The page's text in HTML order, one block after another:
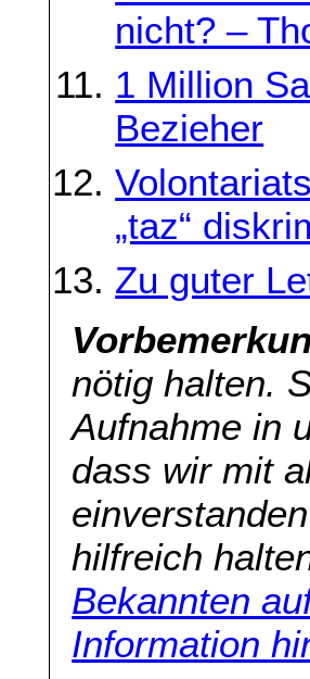
nicht? –
1 Million
Bezieher
„taz“
Zu guter
nötig halten.
Aufnahme in
dass wir mit
hilfreich
Bekannten
Information